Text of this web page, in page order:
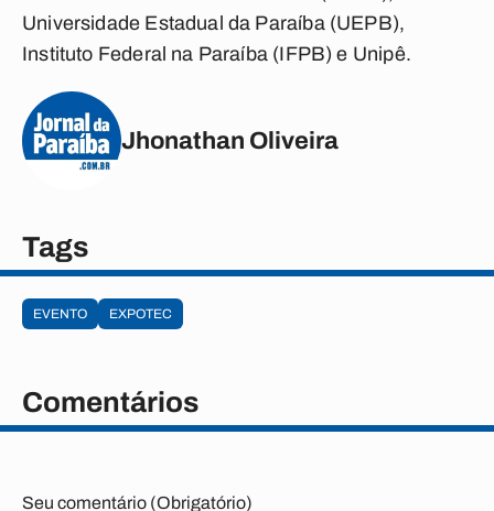
Universidade Estadual da Paraíba (UEPB),
Instituto Federal na Paraíba (IFPB) e Unipê.
Jhonathan Oliveira
Tags
EVENTO EXPOTEC
Comentários
Seu comentário (Obrigatório)